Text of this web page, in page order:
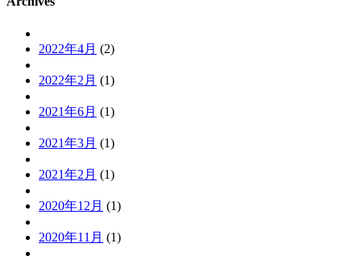
2022年4月 (2)
2022年2月 (1)
2021年6月 (1)
2021年3月 (1)
2021年2月 (1)
2020年12月 (1)
2020年11月 (1)